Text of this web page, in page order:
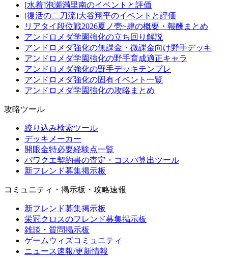
[水着]泡瀬満里南のイベントと評価
[復活の二刀流]大谷翔平のイベントと評価
リアタイ段位戦2026夏ノ壱~肆の概要・報酬まとめ
アンドロメダ学園強化の立ち回り解説
アンドロメダ強化の無課金・微課金向け野手デッキ
アンドロメダ学園強化の野手育成適正キャラ
アンドロメダ強化の野手デッキテンプレ
アンドロメダ強化の固有イベント一覧
アンドロメダ学園強化の攻略まとめ
攻略ツール
絞り込み検索ツール
デッキメーカー
開眼金特必要経験点一覧
パワクエ契約書の査定・コスパ算出ツール
新フレンド募集掲示板
コミュニティ・掲示板・攻略速報
新フレンド募集掲示板
栄冠クロスのフレンド募集掲示板
雑談・質問掲示板
ゲームウィズコミュニティ
ニュース速報/更新情報